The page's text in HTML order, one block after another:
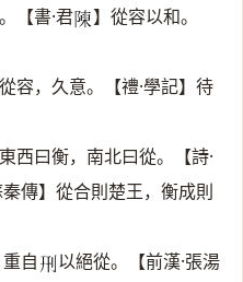
【書·君𨻰 】從容以和。
容，久意。【禮·學記】待
西曰衡，南北曰從。【詩·
傳】從合則楚王，衡成則
自𠛬以絕從。【前漢·張湯